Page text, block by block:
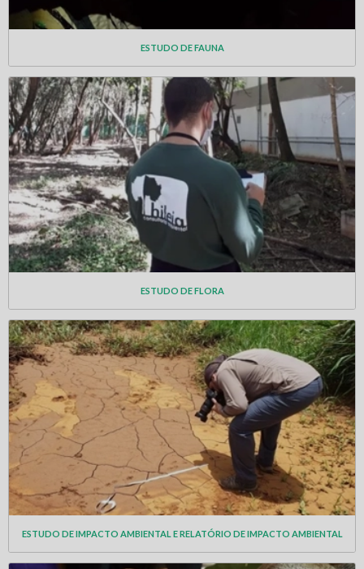
ESTUDO DE FAUNA
ESTUDO DE FLORA
ESTUDO DE IMPACTO AMBIENTAL E RELATÓRIO DE IMPACTO AMBIENTAL